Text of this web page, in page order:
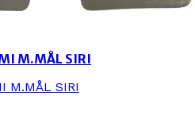
M.MÅL SIRI
M.MÅL SIRI